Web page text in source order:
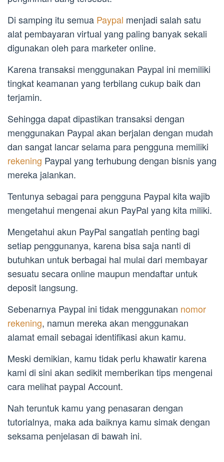
Di samping itu semua Paypal menjadi salah satu
alat pembayaran virtual yang paling banyak sekali
digunakan oleh para marketer online.
Karena transaksi menggunakan Paypal ini memiliki
tingkat keamanan yang terbilang cukup baik dan
terjamin.
Sehingga dapat dipastikan transaksi dengan
menggunakan Paypal akan berjalan dengan mudah
dan sangat lancar selama para pengguna memiliki
rekening Paypal yang terhubung dengan bisnis yang
mereka jalankan.
Tentunya sebagai para pengguna Paypal kita wajib
mengetahui mengenai akun PayPal yang kita miliki.
Mengetahui akun PayPal sangatlah penting bagi
setiap penggunanya, karena bisa saja nanti di
butuhkan untuk berbagai hal mulai dari membayar
sesuatu secara online maupun mendaftar untuk
deposit langsung.
Sebenarnya Paypal ini tidak menggunakan nomor
rekening, namun mereka akan menggunakan
alamat email sebagai identifikasi akun kamu.
Meski demikian, kamu tidak perlu khawatir karena
kami di sini akan sedikit memberikan tips mengenai
cara melihat paypal Account.
Nah teruntuk kamu yang penasaran dengan
tutorialnya, maka ada baiknya kamu simak dengan
seksama penjelasan di bawah ini.